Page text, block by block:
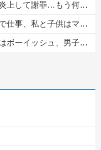
て謝罪…もう何も言えない
、夫は毎月会いに来る」←これどう思う？
になる」呼び名が逆転する境界線あるある…？
揚げを食う中国人の子供